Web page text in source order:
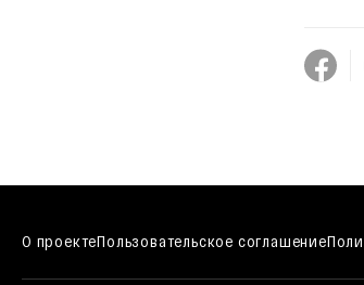
О проектеПользовательское соглашение